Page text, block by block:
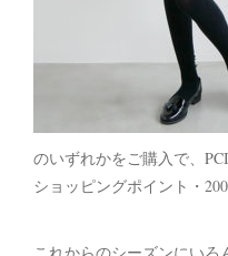
のいずれかをご購入で、
ショッピングポイント・